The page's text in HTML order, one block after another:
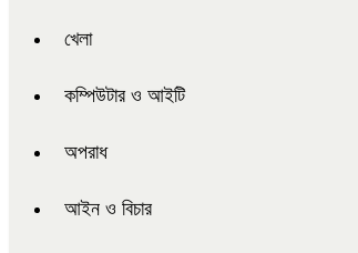
খেলা
কম্পিউটার ও আইটি
অপরাধ
আইন ও বিচার